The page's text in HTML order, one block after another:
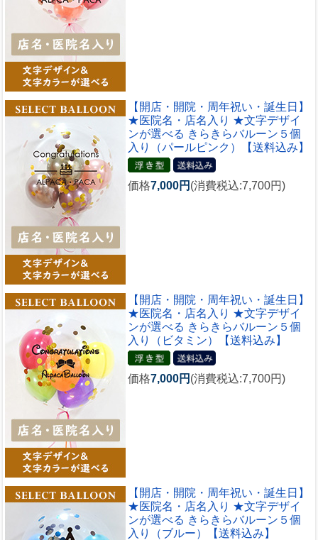
【開店・開院・周年祝い・誕生日】
★医院名・店名入り ★文字デザイ
ンが選べる きらきらバルーン５個
入り（パールピンク）【送料込み】
価格7,000円 (消費税込:7,700円)
【開店・開院・周年祝い・誕生日】
★医院名・店名入り ★文字デザイ
ンが選べる きらきらバルーン５個
入り（ビタミン）【送料込み】
価格7,000円 (消費税込:7,700円)
【開店・開院・周年祝い・誕生日】
★医院名・店名入り ★文字デザイ
ンが選べる きらきらバルーン５個
入り（ブルー）【送料込み】